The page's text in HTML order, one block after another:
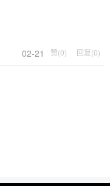
02-21
赞(0) 回复(0)